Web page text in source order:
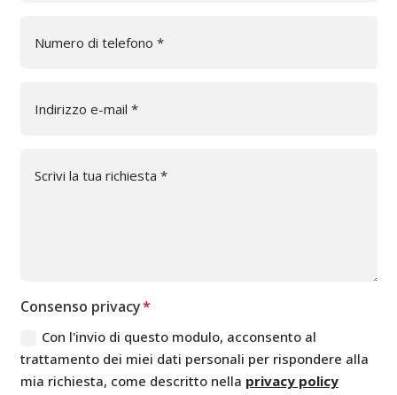
Consenso privacy
Con l'invio di questo modulo, acconsento al
trattamento dei miei dati personali per rispondere alla
mia richiesta, come descritto nella privacy policy